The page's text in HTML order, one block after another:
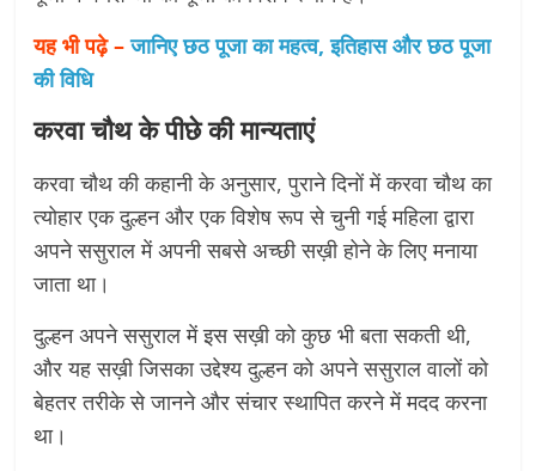
यह भी पढ़े – जानिए छठ पूजा का महत्व, इतिहास और छठ पूजा
की विधि
करवा चौथ के पीछे की मान्यताएं
करवा चौथ की कहानी के अनुसार, पुराने दिनों में करवा चौथ का
त्योहार एक दुल्हन और एक विशेष रूप से चुनी गई महिला द्वारा
अपने ससुराल में अपनी सबसे अच्छी सख़ी होने के लिए मनाया
जाता था।
दुल्हन अपने ससुराल में इस सख़ी को कुछ भी बता सकती थी,
और यह सख़ी जिसका उद्देश्य दुल्हन को अपने ससुराल वालों को
बेहतर तरीके से जानने और संचार स्थापित करने में मदद करना
था।